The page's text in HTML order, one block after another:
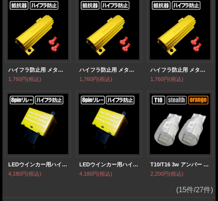
ハイフラ防止用 メタル抵抗 50w 6Ω 【2個1セット】
1,760円(税込)
ハイフラ防止用 メタル抵抗 50w 6Ω 【2個1セット】
1,760円(税込)
ハイフラ防止用 メタル抵抗 50w 6Ω 【2個1セット】
1,760円(税込)
LEDウインカー用ハイフラ防止 8ピンリレー 点滅速度調整式
4,180円(税込)
LEDウインカー用ハイフラ防止 8ピンリレー 点滅速度調整式
4,180円(税込)
T10/T16 3w アンバー SAMSUNG製
2,200円(税込)
(15件/27件)